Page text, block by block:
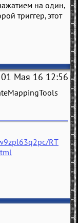
на один,
триггер, этот
01 Мая 16 12:56
RT